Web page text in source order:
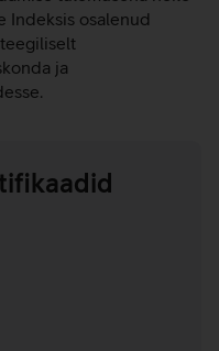
Indeksis osalenud
ja